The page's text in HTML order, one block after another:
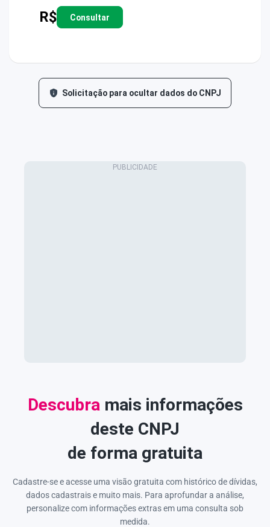
R$ Consultar
Solicitação para ocultar dados do CNPJ
Descubra mais informações
deste CNPJ
de forma gratuita
Cadastre-se e acesse uma visão gratuita com histórico de dívidas,
dados cadastrais e muito mais. Para aprofundar a análise,
personalize com informações extras em uma consulta sob
medida.